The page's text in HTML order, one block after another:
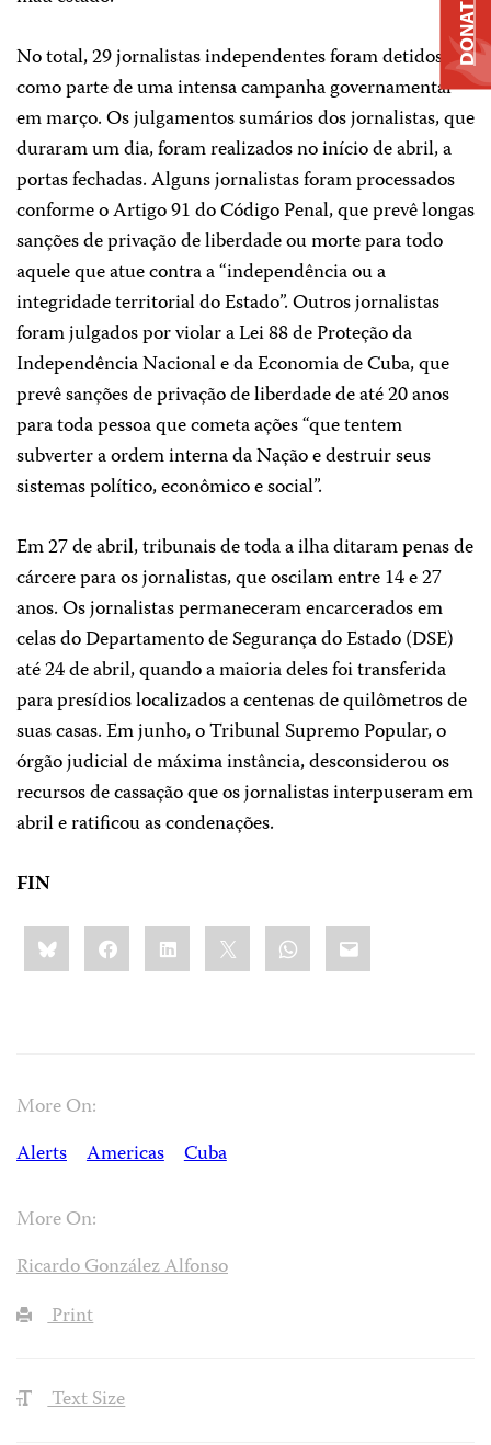
No total, 29 jornalistas independentes foram detidos
como parte de uma intensa campanha governamental
em março. Os julgamentos sumários dos jornalistas, que
duraram um dia, foram realizados no início de abril, a
portas fechadas. Alguns jornalistas foram processados
conforme o Artigo 91 do Código Penal, que prevê longas
sanções de privação de liberdade ou morte para todo
aquele que atue contra a “independência ou a
integridade territorial do Estado”. Outros jornalistas
foram julgados por violar a Lei 88 de Proteção da
Independência Nacional e da Economia de Cuba, que
prevê sanções de privação de liberdade de até 20 anos
para toda pessoa que cometa ações “que tentem
subverter a ordem interna da Nação e destruir seus
sistemas político, econômico e social”.
Em 27 de abril, tribunais de toda a ilha ditaram penas de
cárcere para os jornalistas, que oscilam entre 14 e 27
anos. Os jornalistas permaneceram encarcerados em
celas do Departamento de Segurança do Estado (DSE)
até 24 de abril, quando a maioria deles foi transferida
para presídios localizados a centenas de quilômetros de
suas casas. Em junho, o Tribunal Supremo Popular, o
órgão judicial de máxima instância, desconsiderou os
recursos de cassação que os jornalistas interpuseram em
abril e ratificou as condenações.
FIN
Share
this:BlueskyFacebookLinkedIn WhatsApp
Email
More On:
Alerts
Americas Cuba
More On:
Ricardo González Alfonso
Print
Text Size
DONATE